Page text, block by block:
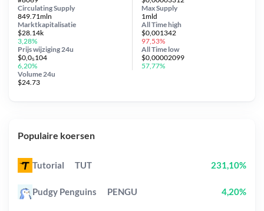
Circulating Supply
849.71mln
Prijs wijziging 24u
$0,0₅104
6,20%
Max Supply
1mld
Marktkapitalisatie
$28.14k
3,28%
Volume 24u
$24.73
All Timehigh
$0,001342
97,53%
All Time low
$0,00002099
57,77%
Populaire koersen
Tutorial TUT 231,10%
Pudgy Penguins PENGU 4,20%